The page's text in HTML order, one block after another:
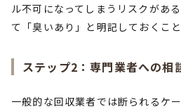
ル不可になってしまうリスクがあ
て「臭いあり」と明記しておくこと
ステップ2：専門業者への相
一般的な回収業者では断られるケー